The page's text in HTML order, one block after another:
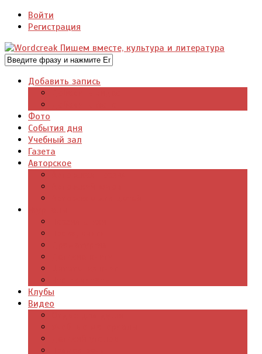
Войти
Регистрация
Добавить запись
Фото
События дня
Учебный зал
Газета
Авторское
Клубы
Видео